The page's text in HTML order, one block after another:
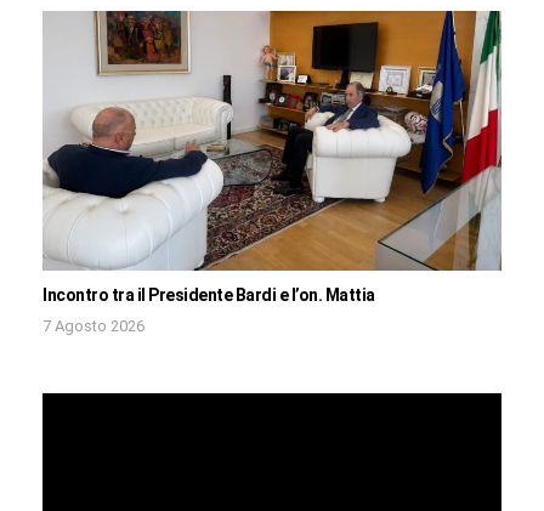
Incontro tra il Presidente Bardi e l’on. Mattia
7 Agosto 2026